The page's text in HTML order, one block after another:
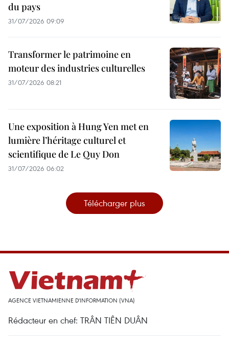
du pays
31/07/2026 09:09
Transformer le patrimoine en
moteur des industries culturelles
31/07/2026 08:21
Une exposition à Hung Yen met en
lumière l’héritage culturel et
scientifique de Le Quy Don
31/07/2026 06:02
Télécharger plus
AGENCE VIETNAMIENNE D'INFORMATION (VNA)
Rédacteur en chef: TRÂN TIÊN DUÂN